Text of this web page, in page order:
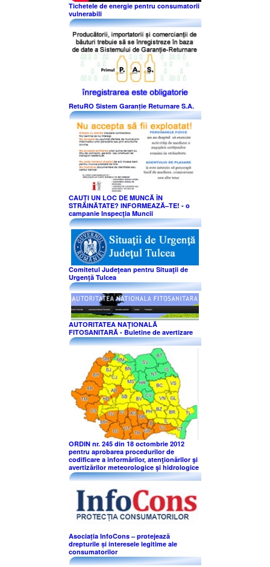
Tichetele de energie pentru consumatorii
vulnerabili
RetuRO Sistem Garanție Returnare S.A.
CAUȚI UN LOC DE MUNCĂ ÎN
STRĂINĂTATE? INFORMEAZĂ–TE! - o
campanie Inspecţia Muncii
Comitetul Judeţean pentru Situaţii de
Urgenţă Tulcea
AUTORITATEA NAŢIONALĂ
FITOSANITARĂ - Buletine de avertizare
ORDIN nr. 245 din 18 octombrie 2012
pentru aprobarea procedurilor de
codificare a informărilor, atenţionărilor şi
avertizărilor meteorologice şi hidrologice
Asociația InfoCons – protejează
drepturile și interesele legitime ale
consumatorilor